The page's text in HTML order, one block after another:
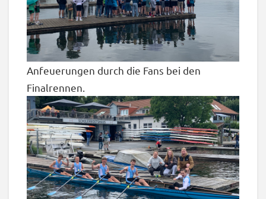
Anfeuerungen durch die Fans bei den
Finalrennen.